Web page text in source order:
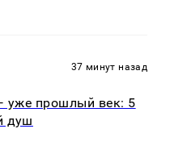
37 минут назад
уже прошлый век: 5
душ